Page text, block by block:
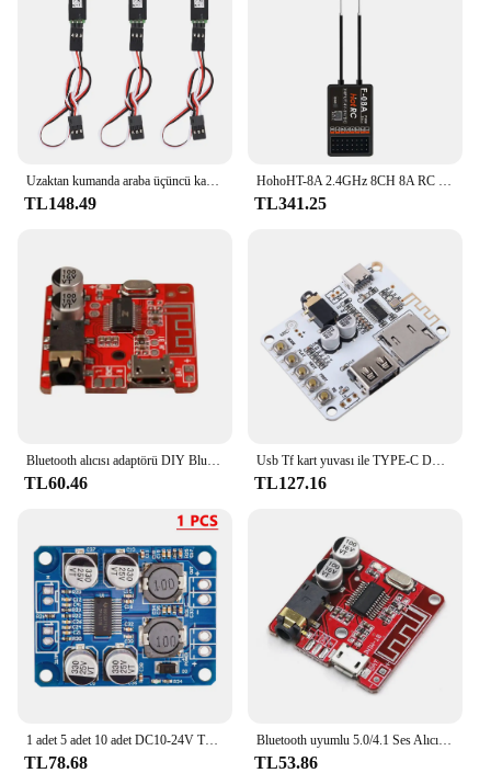
Uzaktan kumanda araba üçüncü kanal ışık alıcısı kordon anahtarı RC araba parçası aksesuar
TL148.49
HohoHT-8A 2.4GHz 8CH 8A RC verici PWM FHSS F-08A alıcı radyo sistemi ile uzaktan kumanda RC Drone için
TL341.25
Bluetooth alıcısı adaptörü DIY Bluetooth 5.0 kablosuz ses kayıpsız dekoder kurulu araba hoparlörü ses amplifikatörü çıkış modülü MP3
TL60.46
Usb Tf kart yuvası ile TYPE-C DC 5V Bluetooth 5.0 ses alıcı kurulu çözme oynatma kablosuz Stereo müzik modülü
TL127.16
1 adet 5 adet 10 adet DC10-24V TPA3118D2 30W Mono dijital ses alma güç amplifikatörü dijital güç modülü ses amplifikatörü kurulu
TL78.68
Bluetooth uyumlu 5.0/4.1 Ses Alıcı Kartı USB 5V Güç Kablosuz Müzik Modülü 3.7-5V MP3 Kayıpsız Dekoder Kartı
TL53.86